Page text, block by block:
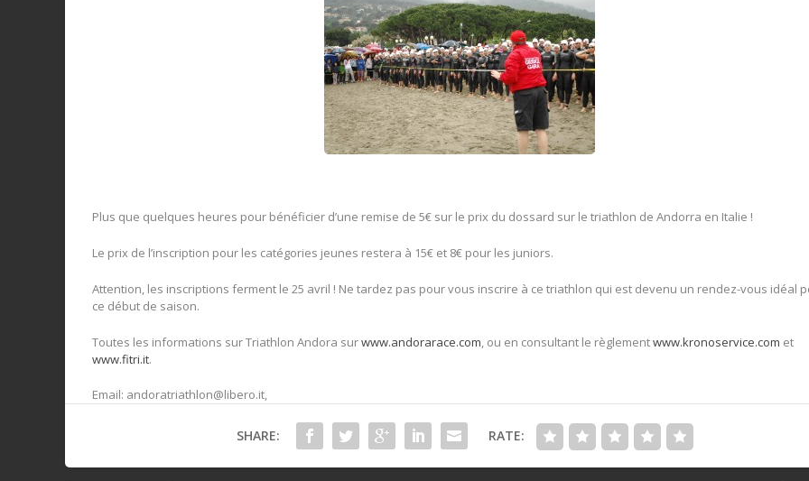
Plus que quelques heures pour bénéficier d’une remise de 5€ sur le prix du dossard sur le triathlon de Andorra en Italie !
Le prix de l’inscription pour les catégories jeunes restera à 15€ et 8€ pour les juniors.
Attention, les inscriptions ferment le 25 avril ! Ne tardez pas pour vous inscrire à ce triathlon qui est devenu un rendez-vous idéal
ce début de saison.
Toutes les informations sur Triathlon Andora surwww.andorarace.com, ou en consultant le règlementwww.kronoservice.com et
www.fitri.it.
Email: andoratriathlon@libero.it,
SHARE: RATE: